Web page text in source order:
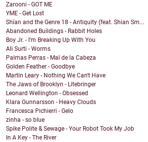
Zarooni - GOT ME
YME - Get Lost
Shïan and the Genre 18 - Antiquity (feat. Shian Sm...
Abandoned Buildings - Rabbit Holes
Boy Jr. - I'm Breaking Up With You
Ali Surti - Worms
Palmas Perras - Mal de la Cabeza
Golden Feather - Goodbye
Martin Leary - Nothing We Can't Have
The Jaws of Brooklyn - Litebringer
Leonard Wellington - Obsessed
Klara Gunnarsson - Heavy Clouds
Francesca Pichierri - Gelo
zinha - so blue
Spike Polite & Sewage - Your Robot Took My Job
In A Key - The River